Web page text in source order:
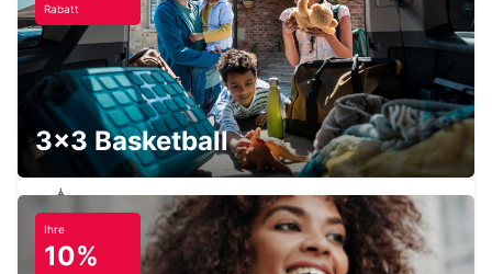
LA ROCHE-SUR-YON BAHNHOF
LA ROCHE SUR YON - FRANCE
PORNIC
PORNIC - FRANCE
Rabatt
3x3 Basketball
Ihre
10%